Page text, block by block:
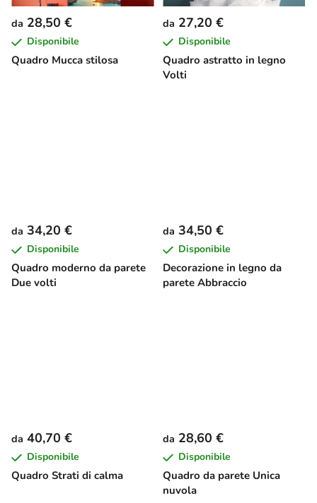
Quadro Mucca stilosa
da 28,50 €
Disponibile
Quadro astratto in legno
Volti
da 27,20 €
Disponibile
Quadro moderno da parete
Due volti
da 34,20 €
Disponibile
Decorazione in legno da
parete Abbraccio
da 34,50 €
Disponibile
Quadro Strati di calma
da 40,70 €
Disponibile
Quadro da parete Unica
nuvola
da 28,60 €
Disponibile